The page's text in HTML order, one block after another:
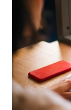
paie
ligne